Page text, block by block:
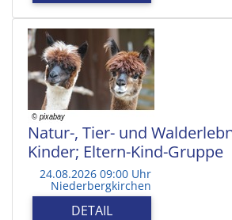
Natur-, Tier- und
Kinder; Eltern-Kind-Gruppe
24.08.2026 09:00 Uhr
Niederbergkirchen
DETAIL